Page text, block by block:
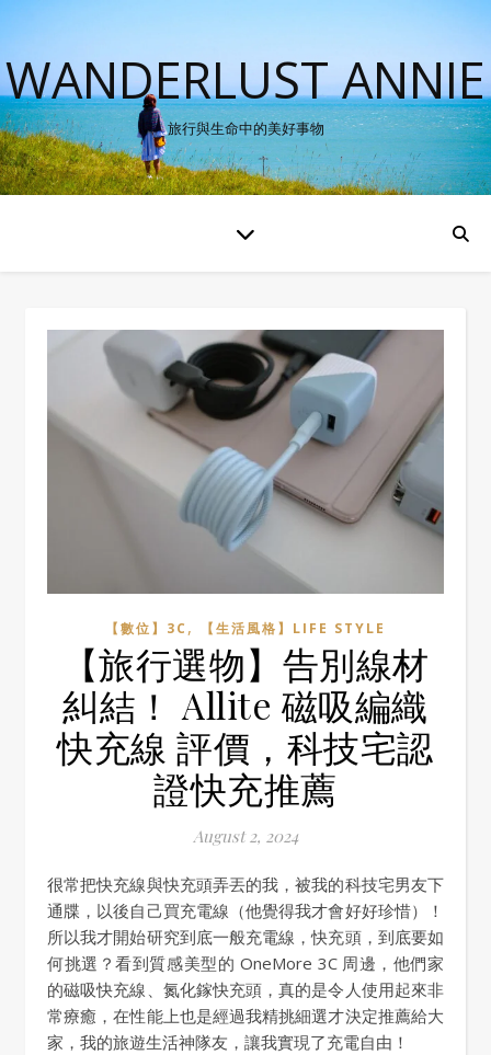
WANDERLUST ANNIE
旅行與生命中的美好事物
【數位】3C , 【生活風格】LIFE STYLE
【旅行選物】告別線材
糾結！ Allite 磁吸編織
快充線 評價，科技宅認
證快充推薦
August 2, 2024
很常把快充線與快充頭弄丟的我，被我的科技宅男友下
通牒，以後自己買充電線（他覺得我才會好好珍惜）！
所以我才開始研究到底一般充電線，快充頭，到底要如
何挑選？看到質感美型的 OneMore 3C 周邊，他們家
的磁吸快充線、氮化鎵快充頭，真的是令人使用起來非
常療癒，在性能上也是經過我精挑細選才決定推薦給大
家，我的旅遊生活神隊友，讓我實現了充電自由！